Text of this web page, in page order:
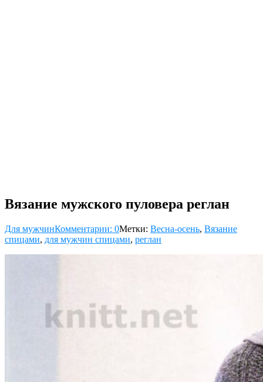
Вязание мужского пуловера реглан
Для мужчинКомментарии: 0Метки: Весна-осень, Вязание
спицами, для мужчин спицами, реглан